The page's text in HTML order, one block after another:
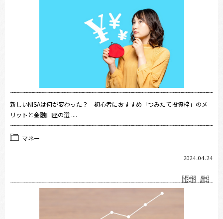
新しいNISAは何が変わった？ 初心者におすすめ「つみたて投資枠」のメ
リットと金融口座の選 ....
マネー
2024.04.24